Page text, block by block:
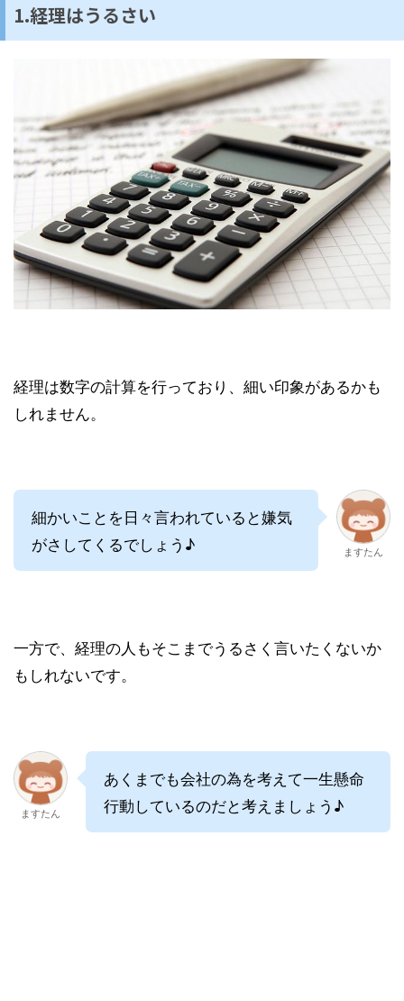
1.経理はうるさい
経理は数字の計算を行っており、細い印象があるかも
しれません。
細かいことを日々言われていると嫌気
がさしてくるでしょう♪
ますたん
一方で、経理の人もそこまでうるさく言いたくないか
もしれないです。
ますたん
あくまでも会社の為を考えて一生懸命
行動しているのだと考えましょう♪